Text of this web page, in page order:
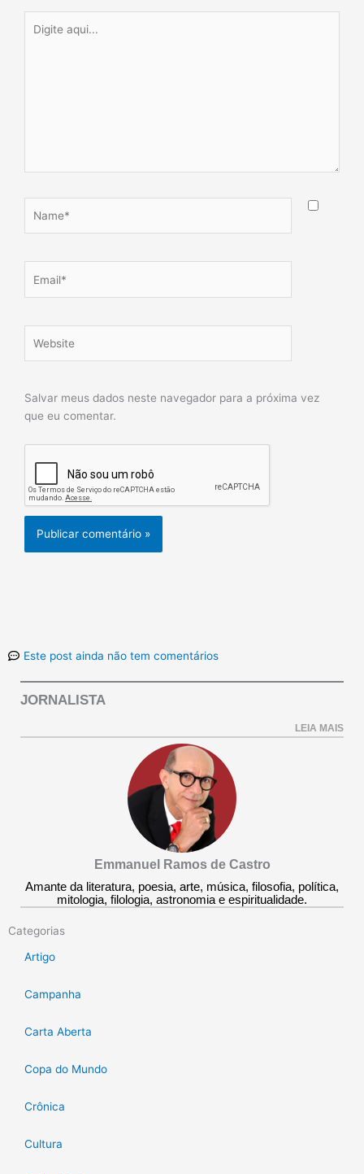
aqui...
Salvar meus dados neste navegador para a próxima vez
que eu comentar.
Este post ainda não tem comentários
JORNALISTA
LEIA MAIS
Emmanuel Ramos de Castro
Amante da literatura, poesia, arte, música, filosofia, política,
mitologia, filologia, astronomia e espiritualidade.
Categorias
Artigo
Campanha
Carta Aberta
Copa do Mundo
Crônica
Cultura